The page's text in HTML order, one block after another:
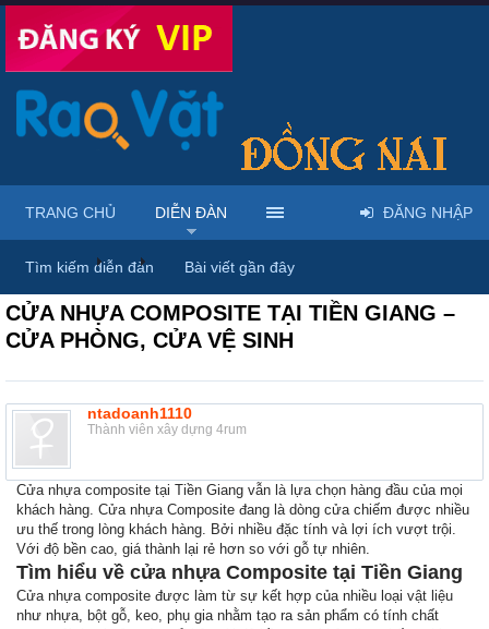
Diễn đàn ... Nội thất & Ngoại thất
CỬA NHỰA COMPOSITE TẠI TIỀN GIANG –
CỬA PHÒNG, CỬA VỆ SINH
ntadoanh1110
Thành viên xây dựng 4rum
Cửa nhựa composite tại Tiền Giang vẫn là lựa chọn hàng đầu của mọi
khách hàng. Cửa nhựa Composite đang là dòng cửa chiếm được nhiều
ưu thế trong lòng khách hàng. Bởi nhiều đặc tính và lợi ích vượt trội.
Với độ bền cao, giá thành lại rẻ hơn so với gỗ tự nhiên.
Tìm hiểu về cửa nhựa Composite tại Tiền Giang
Cửa nhựa composite được làm từ sự kết hợp của nhiều loại vật liệu
như nhựa, bột gỗ, keo, phụ gia nhằm tạo ra sản phẩm có tính chất
TRANG CHỦ DIỄN ĐÀN
Tìm kiếm diễn đàn Bài viết gần đây
ĐĂNG NHẬP